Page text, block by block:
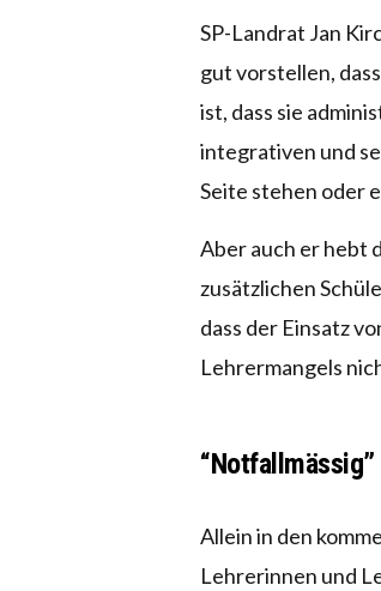
SP-Landrat Jan
gut vorstellen,
ist, dass sie
integrativen und
Seite stehen oder
Aber auch er hebt
zusätzlichen
dass der Einsatz
Lehrermangels
Allein in den
Lehrerinnen und